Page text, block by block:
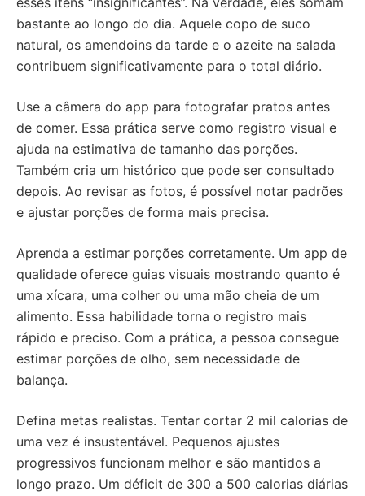
bastante ao longo do dia. Aquele copo de suco
natural, os amendoins da tarde e o azeite na salada
contribuem significativamente para o total diário.
Use a câmera do app para fotografar pratos antes
de comer. Essa prática serve como registro visual e
ajuda na estimativa de tamanho das porções.
Também cria um histórico que pode ser consultado
depois. Ao revisar as fotos, é possível notar padrões
e ajustar porções de forma mais precisa.
Aprenda a estimar porções corretamente. Um app de
qualidade oferece guias visuais mostrando quanto é
uma xícara, uma colher ou uma mão cheia de um
alimento. Essa habilidade torna o registro mais
rápido e preciso. Com a prática, a pessoa consegue
estimar porções de olho, sem necessidade de
balança.
Defina metas realistas. Tentar cortar 2 mil calorias de
uma vez é insustentável. Pequenos ajustes
progressivos funcionam melhor e são mantidos a
longo prazo. Um déficit de 300 a 500 calorias diárias